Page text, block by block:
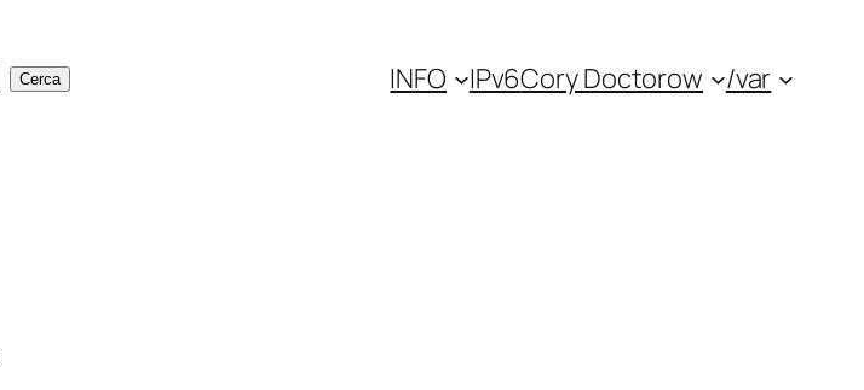
Cerca INFO IPv6Cory Doctorow /var